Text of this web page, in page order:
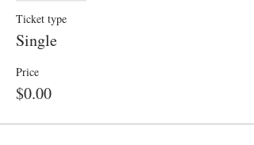
Ticket type
Single
Price
$0.00